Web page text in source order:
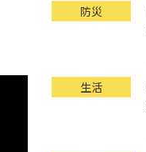
防災
生活